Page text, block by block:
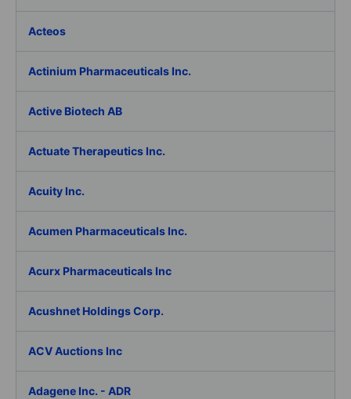
Acteos
Actinium Pharmaceuticals Inc.
Active Biotech AB
Actuate Therapeutics Inc.
Acuity Inc.
Acumen Pharmaceuticals Inc.
Acurx Pharmaceuticals Inc
Acushnet Holdings Corp.
ACV Auctions Inc
Adagene Inc. - ADR